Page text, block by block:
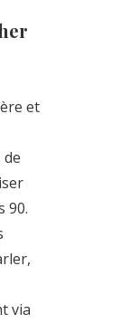
et
90.
via